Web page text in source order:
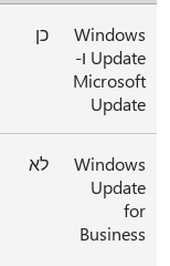
Windows
Update ו-
Microsoft
Update
כן
Windows
Update
for
Business
לא